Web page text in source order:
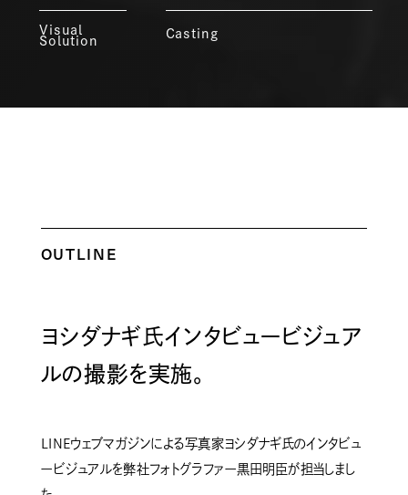
Visual
Solution
Casting
OUTLINE
ヨシダナギ氏インタビュービジュア
ルの撮影を実施。
LINEウェブマガジンによる写真家ヨシダナギ氏のインタビュ
ービジュアルを弊社フォトグラファー黒田明臣が担当しまし